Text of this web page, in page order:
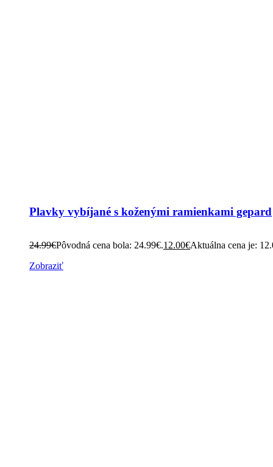
Plavky vybíjané s koženými ramienkami gepard
24.99€Pôvodná cena bola: 24.99€.12.00€Aktuálna cena je:
Zobraziť